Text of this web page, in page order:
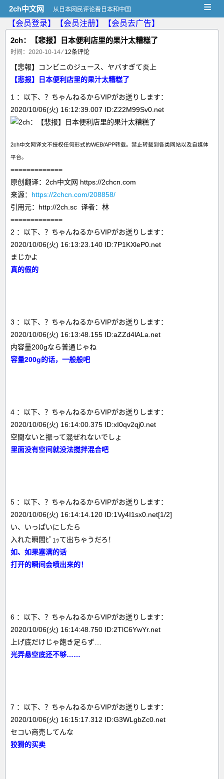
2ch中文网 从日本网民评论看日本和中国 ≡
【会员登录】 【会员注册】
【会员去广告】
2ch：【悲报】日本便利店里的果汁太糟糕了
时间：2020-10-14 ⁄12条评论
【悲報】コンビニのジュース、ヤバすぎて炎上
【悲报】日本便利店里的果汁太糟糕了
1 ：以下、？ちゃんねるからVIPがお送りします：
2020/10/06(火) 16:12:39.007 ID:Z22M99Sv0.net
2ch中文网译文不授权任何形式的WEB/APP转载。禁止转载到各类网站以及自媒体
平台。
=============
原创翻译：2ch中文网 https://2chcn.com
来源： https://2chcn.com/208858/
引用元：http://2ch.sc 译者：林
=============
2 ：以下、？ちゃんねるからVIPがお送りします：
2020/10/06(火) 16:13:23.140 ID:7P1KXleP0.net
まじかよ
真的假的
3 ：以下、？ちゃんねるからVIPがお送りします：
2020/10/06(火) 16:13:48.155 ID:aZZd4lALa.net
内容量200gなら普通じゃね
容量200g的话，一般般吧
4 ：以下、？ちゃんねるからVIPがお送りします：
2020/10/06(火) 16:14:00.375 ID:xI0qv2qj0.net
空間ないと振って混ぜれないでしょ
里面没有空间就没法搅拌混合吧
5 ：以下、？ちゃんねるからVIPがお送りします：
2020/10/06(火) 16:14:14.120 ID:1Vy4I1sx0.net[1/2]
い、いっぱいにしたら
入れた瞬間ﾋﾟｭｯて出ちゃうだろ！
如、如果塞满的话
打开的瞬间会喷出来的！
6 ：以下、？ちゃんねるからVIPがお送りします：
2020/10/06(火) 16:14:48.750 ID:2TlC6YwYr.net
上げ底だけじゃ飽き足らず…
光弄悬空底还不够……
7 ：以下、？ちゃんねるからVIPがお送りします：
2020/10/06(火) 16:15:17.312 ID:G3WLgbZc0.net
セコい商売してんな
狡猾的买卖